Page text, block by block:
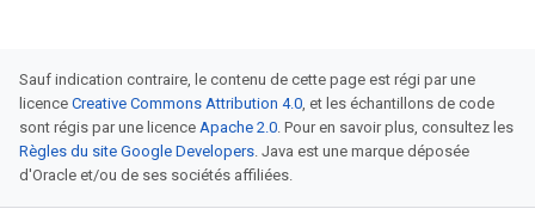
Sauf indication contraire, le contenu de cette page est régi par une
licence Creative Commons Attribution 4.0, et les échantillons de code
sont régis par une licence Apache 2.0. Pour en savoir plus, consultez les
Règles du site Google Developers. Java est une marque déposée
d'Oracle et/ou de ses sociétés affiliées.